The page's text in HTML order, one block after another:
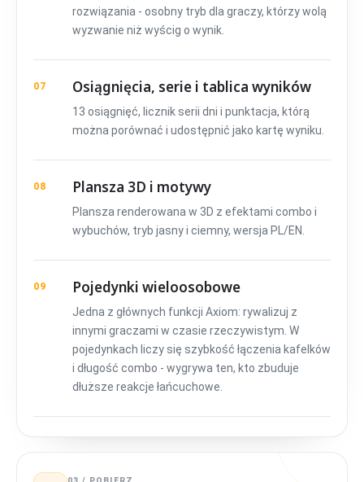
rozwiązania - osobny tryb dla graczy, którzy wolą
wyzwanie niż wyścig o wynik.
07 Osiągnięcia, serie i tablica wyników
13 osiągnięć, licznik serii dni i punktacja, którą
można porównać i udostępnić jako kartę wyniku.
08 Plansza 3D i motywy
Plansza renderowana w 3D z efektami combo i
wybuchów, tryb jasny i ciemny, wersja PL/EN.
09 Pojedynki wieloosobowe
Jedna z głównych funkcji Axiom: rywalizuj z
innymi graczami w czasie rzeczywistym. W
pojedynkach liczy się szybkość łączenia kafelków
i długość combo - wygrywa ten, kto zbuduje
dłuższe reakcje łańcuchowe.